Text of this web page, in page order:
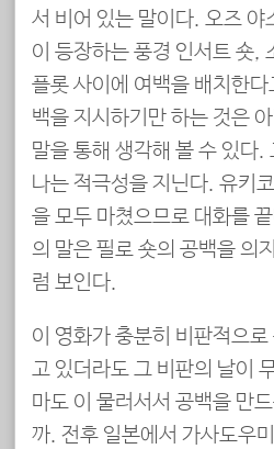
서 비어 있는 말이다. 오즈 야
이 등장하는 풍경 인서트 숏,
플롯 사이에 여백을 배치한
백을 지시하기만 하는 것은
말을 통해 생각해 볼 수 있다.
나는 적극성을 지닌다. 유키
을 모두 마쳤으므로 대화를
의 말은 필로 숏의 공백을 의
럼 보인다.
이 영화가 충분히 비판적으
고 있더라도 그 비판의 날이
마도 이 물러서서 공백을 만
까. 전후 일본에서 가사도우